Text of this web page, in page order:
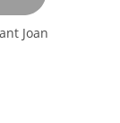
Joan